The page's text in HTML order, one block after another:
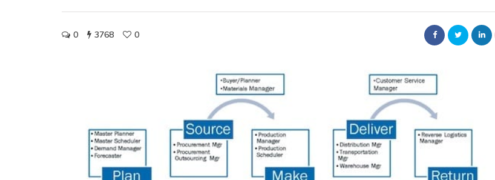
0 3768 0